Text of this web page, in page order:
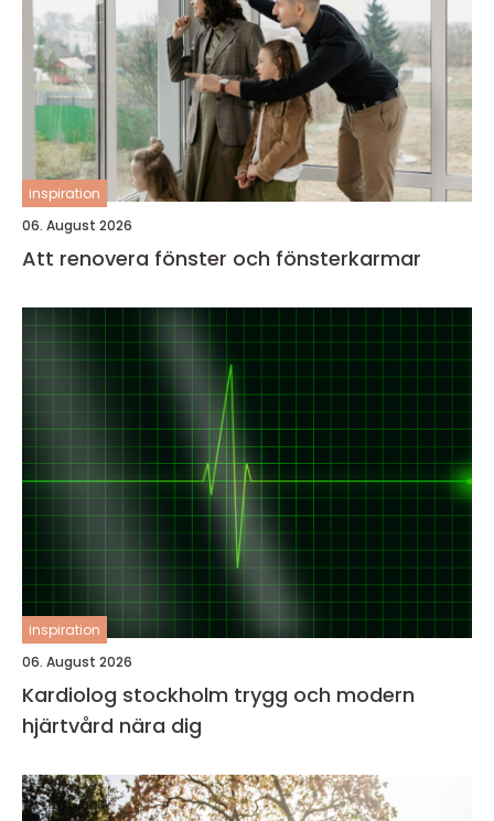
inspiration
06. August 2026
Att renovera fönster och fönsterkarmar
inspiration
06. August 2026
Kardiolog stockholm trygg och modern
hjärtvård nära dig